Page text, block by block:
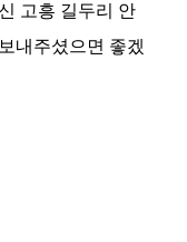
고흥 길두리 안
내주셨으면 좋겠